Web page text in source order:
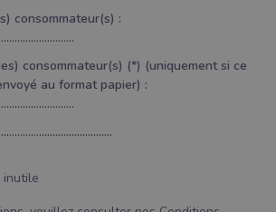
consommateur(s) :
consommateur(s) (*) (uniquement si ce
au format papier) :
inutile